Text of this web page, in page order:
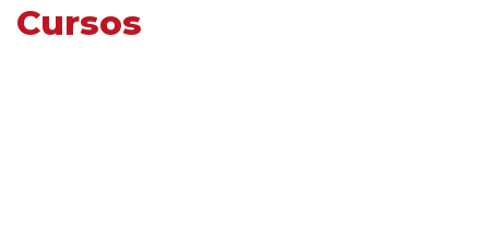
Cursos